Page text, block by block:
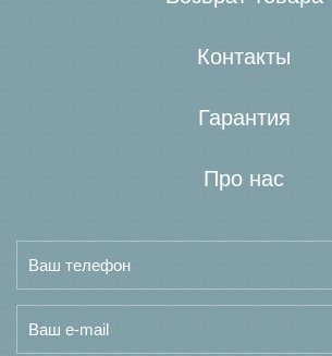
Контакты
Гарантия
Про нас